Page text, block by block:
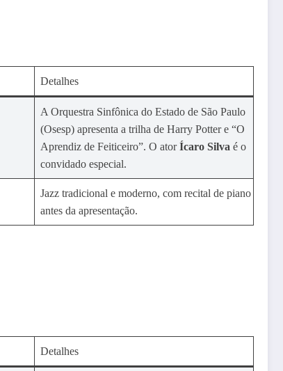
Detalhes
A Orquestra Sinfônica do Estado de São Paulo
(Osesp) apresenta a trilha de Harry Potter e “O
Aprendiz de Feiticeiro”. O atorÍcaro Silva é o
convidado especial.
Jazz tradicional e moderno, com recital de piano
antes da apresentação.
Detalhes